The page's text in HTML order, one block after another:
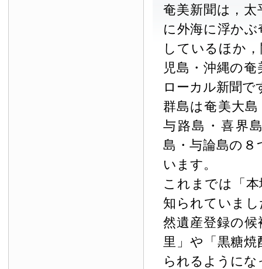
奄美新聞は，
に外海に浮か
しているほか
児島・沖縄の
ローカル新聞で
群島は奄美大
与路島・喜界
島・与論島の
います。
これまでは「
知られていま
然遺産登録の
里」や「黒糖
られるように